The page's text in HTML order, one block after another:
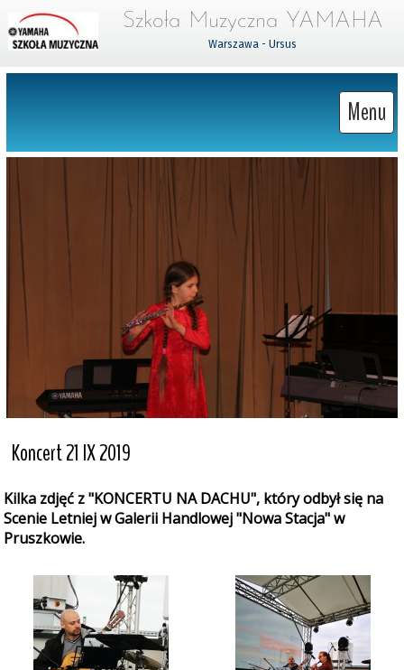
Szkoła Muzyczna YAMAHA
Warszawa - Ursus
Menu
Koncert 21 IX 2019
Kilka zdjęć z "KONCERTU NA DACHU", który odbył się na
Scenie Letniej w Galerii Handlowej "Nowa Stacja" w
Pruszkowie.